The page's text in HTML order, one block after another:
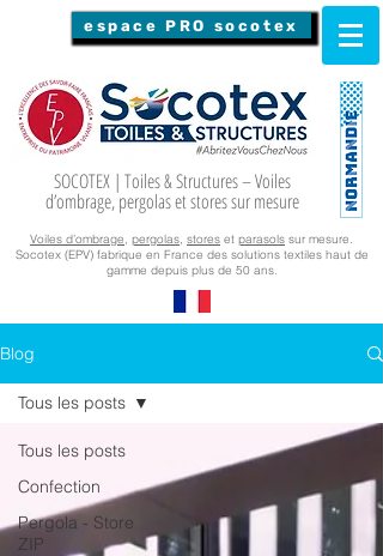
espace PRO socotex
SOCOTEX | Toiles & Structures – Voiles
d’ombrage, pergolas et stores sur mesure
Voiles d’ombrage, pergolas, stores et parasols sur mesure.
Socotex (EPV) fabrique en France des solutions textiles haut de
gamme depuis plus de 50 ans.
Blog
Tous les posts
Confection
Pergola - Store
ZIP
Tous les posts